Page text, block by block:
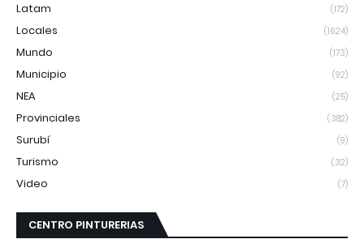
Latam (172)
Locales (1624)
Mundo (173)
Municipio (92)
NEA (25)
Provinciales (382)
Surubí (9)
Turismo (32)
Video (7)
CENTRO PINTURERIAS